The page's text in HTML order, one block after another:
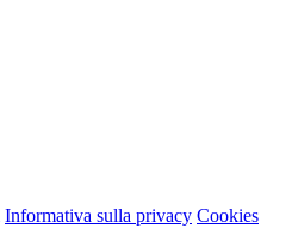
Informativa sulla privacy Cookies